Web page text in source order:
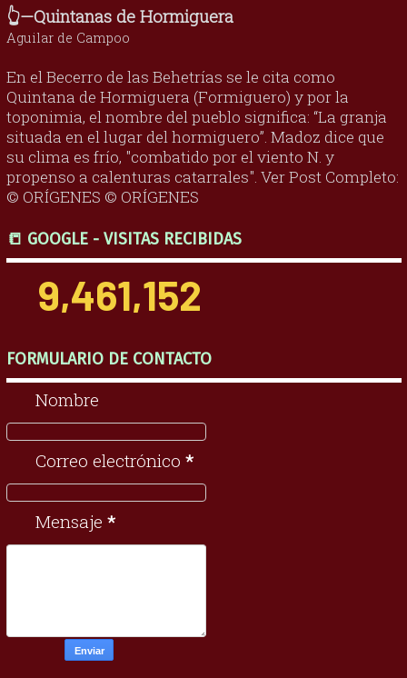
👆—Quintanas de Hormiguera
Aguilar de Campoo
En el Becerro de las Behetrías se le cita como
Quintana de Hormiguera (Formiguero) y por la
toponimia, el nombre del pueblo significa: “La granja
situada en el lugar del hormiguero”. Madoz dice que
su clima es frío, "combatido por el viento N. y
propenso a calenturas catarrales". Ver Post Completo:
© ORÍGENES © ORÍGENES
📒 GOOGLE - VISITAS RECIBIDAS
9,461,152
FORMULARIO DE CONTACTO
Nombre
Correo electrónico *
Mensaje *